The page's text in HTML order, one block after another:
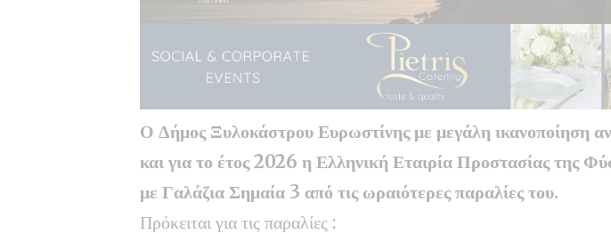
Ο Δήμος Ξυλοκάστρου Ευρωστίνης με μεγάλη ικανοποίηση
και για το έτος 2026 η Ελληνική Εταιρία Προστασίας της
με Γαλάζια Σημαία 3 από τις ωραιότερες παραλίες του.
Πρόκειται για τις παραλίες :